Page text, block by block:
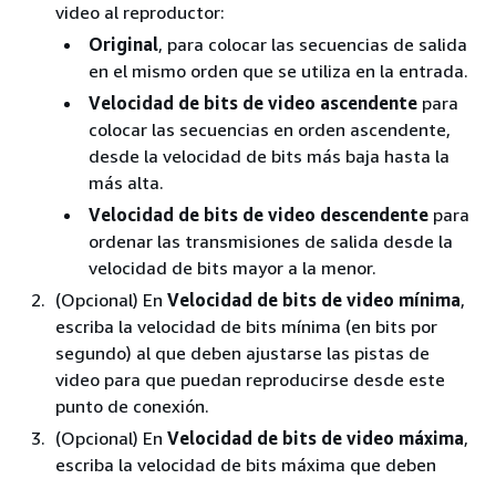
video al reproductor:
Original, para colocar las secuencias de salida
en el mismo orden que se utiliza en la entrada.
Velocidad de bits de video ascendente para
colocar las secuencias en orden ascendente,
desde la velocidad de bits más baja hasta la
más alta.
Velocidad de bits de video descendente para
ordenar las transmisiones de salida desde la
velocidad de bits mayor a la menor.
(Opcional) En Velocidad de bits de video mínima,
escriba la velocidad de bits mínima (en bits por
segundo) al que deben ajustarse las pistas de
video para que puedan reproducirse desde este
punto de conexión.
(Opcional) En Velocidad de bits de video máxima,
escriba la velocidad de bits máxima que deben